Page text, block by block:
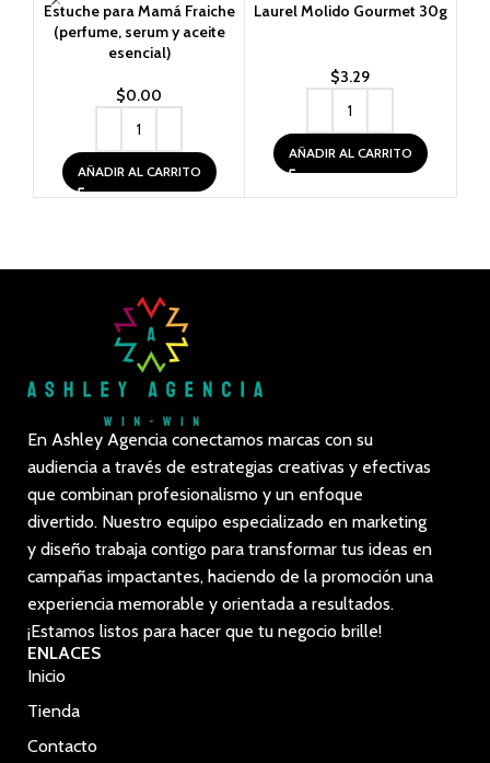
Estuche para Mamá Fraiche
(perfume, serum y aceite
esencial)
$0.00
AÑADIR AL CARRITO
Laurel Molido Gourmet 30g
$3.29
AÑADIR AL CARRITO
En Ashley Agencia conectamos marcas con su
audiencia a través de estrategias creativas y efectivas
que combinan profesionalismo y un enfoque
divertido. Nuestro equipo especializado en marketing
y diseño trabaja contigo para transformar tus ideas en
campañas impactantes, haciendo de la promoción una
experiencia memorable y orientada a resultados.
¡Estamos listos para hacer que tu negocio brille!
ENLACES
Inicio
Tienda
Contacto